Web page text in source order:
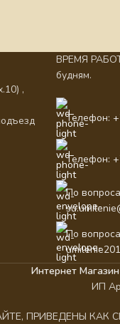
,
ВРЕМЯ
будням.
Телефон:
Телефон:
По
По
Интернет
ИП
ПРИВЕДЕНЫ